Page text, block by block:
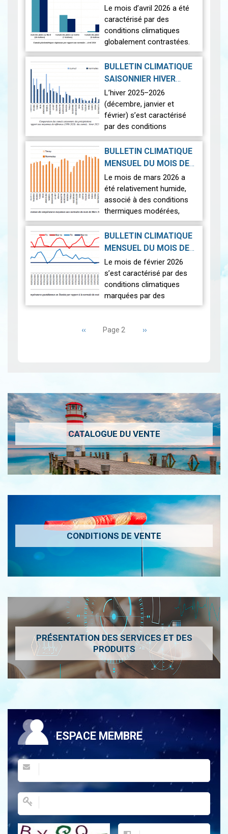
D'AVRIL 2026 |
2026-05-19
Le mois d’avril 2026 a été
caractérisé par des
conditions climatiques
globalement contrastées.
Sur le plan thermique, les
températures ont été
légèrement supérieures aux
BULLETIN CLIMATIQUE
SAISONNIER HIVER
2025-2026|2026-04-22
L’hiver 2025–2026
(décembre, janvier et
février) s’est caractérisé
par des conditions
climatiques contrastées
sur l’ensemble du territoire.
La saison a été marquée
BULLETIN CLIMATIQUE
MENSUEL DU MOIS DE
MARS 2026|2026-04-17
Le mois de mars 2026 a
été relativement humide,
associé à des conditions
thermiques modérées,
caractérisées par un
contraste entre des
journées légèrement plus
BULLETIN CLIMATIQUE
MENSUEL DU MOIS DE
FÉVRIER 2026|
2026-03-16
Le mois de février 2026
s’est caractérisé par des
conditions climatiques
marquées par des
températures
et un déficit pluviométrique
Page
précédente
‹‹ Page 2 Page
››
CATALOGUE DU VENTE
CONDITIONS DE VENTE
PRÉSENTATION DES SERVICES ET DES
PRODUITS
ESPACE MEMBRE